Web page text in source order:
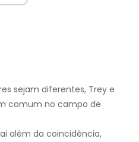
sejam diferentes, Trey e
comum no campo de
além da coincidência,